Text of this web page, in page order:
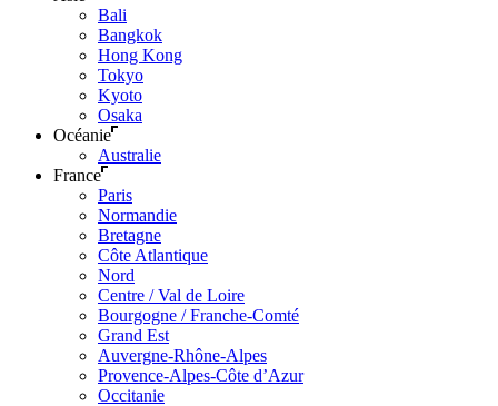
Bali
Bangkok
Hong Kong
Tokyo
Kyoto
Osaka
Océanie
Australie
France
Paris
Normandie
Bretagne
Côte Atlantique
Nord
Centre / Val de Loire
Bourgogne / Franche-Comté
Grand Est
Auvergne-Rhône-Alpes
Provence-Alpes-Côte d’Azur
Occitanie